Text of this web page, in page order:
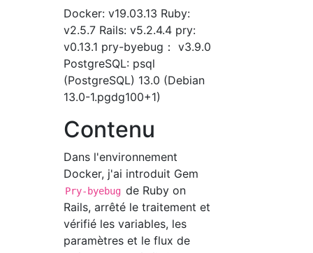
Docker: v19.03.13 Ruby:
v2.5.7 Rails: v5.2.4.4 pry:
v0.13.1 pry-byebug： v3.9.0
PostgreSQL: psql
(PostgreSQL) 13.0 (Debian
13.0-1.pgdg100+1)
Contenu
Dans l'environnement
Docker, j'ai introduit Gem
Pry-byebug de Ruby on
Rails, arrêté le traitement et
vérifié les variables, les
paramètres et le flux de